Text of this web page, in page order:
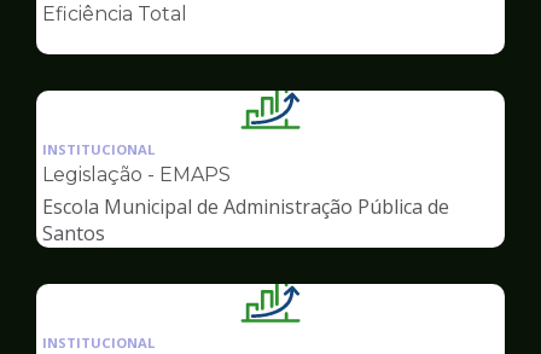
Gestão
Eficiência Total
Ilustração
de
Gestão
INSTITUCIONAL
Legislação - EMAPS
Escola Municipal de Administração Pública de
Santos
Ilustração
INSTITUCIONAL